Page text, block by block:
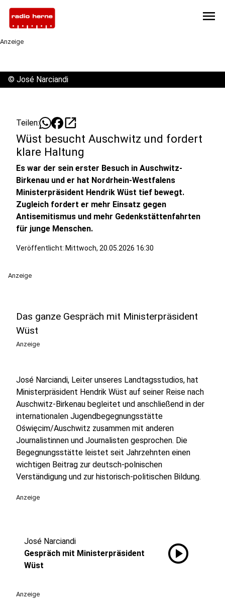
menu
Anzeige
© José Narciandi
Teilen: open_in_new
Wüst besucht Auschwitz und fordert
klare Haltung
Es war der sein erster Besuch in Auschwitz-
Birkenau und er hat Nordrhein-Westfalens
Ministerpräsident Hendrik Wüst tief bewegt.
Zugleich fordert er mehr Einsatz gegen
Antisemitismus und mehr Gedenkstättenfahrten
für junge Menschen.
Veröffentlicht: Mittwoch, 20.05.2026 16:30
Anzeige
Das ganze Gespräch mit Ministerpräsident
Wüst
Anzeige
José Narciandi, Leiter unseres Landtagsstudios, hat
Ministerpräsident Hendrik Wüst auf seiner Reise nach
Auschwitz-Birkenau begleitet und anschließend in der
internationalen Jugendbegegnungsstätte
Oświęcim/Auschwitz zusammen mit anderen
Journalistinnen und Journalisten gesprochen. Die
Begegnungsstätte leistet seit Jahrzehnten einen
wichtigen Beitrag zur deutsch-polnischen
Verständigung und zur historisch-politischen Bildung.
Anzeige
José Narciandi
Gespräch mit Ministerpräsident
Wüst
play_circle
Anzeige